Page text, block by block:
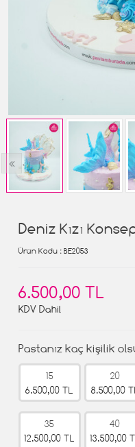
‹
Deniz Kızı
Ürün Kodu : BE2053
6.500,00 TL
KDV Dahil
Pastanız kaç kişilik
15
6.500,00 TL
20
8.500,00 TL
35
12.500,00 TL
40
13.500,00